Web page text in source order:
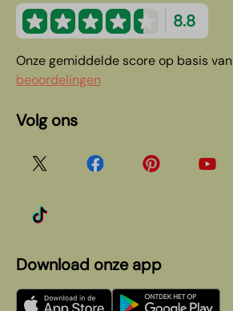
8.8
Onze gemiddelde score op basis van
beoordelingen
Volg ons
Download onze app